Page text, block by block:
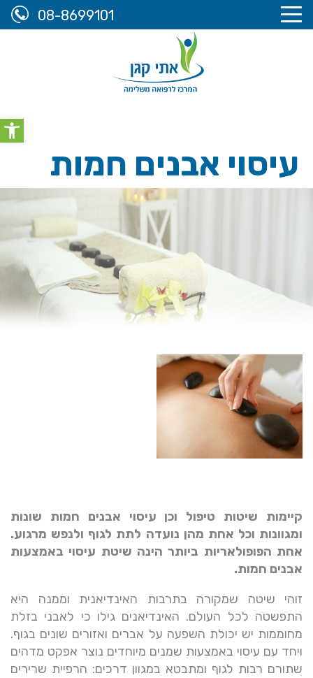
עיסוי אבנים חמות
קיימות שיטות טיפול וכן עיסוי אבנים חמות שונות
ומגוונות וכל אחת מהן נועדה לתת לגוף ולנפש מרגוע.
אחת הפופולאריות ביותר הינה שיטת עיסוי באמצעות
אבנים חמות.
זוהי שיטה שמקורה בתרבות האינדיאנית וממנה היא
התפשטה לכל העולם. האינדיאנים גילו כי לאבני בזלת
מחוממות יש יכולת השפעה על אברים ואזורים שונים בגוף.
ויחד עם עיסוי באמצעות שמנים מיוחדים נוצר אפקט מדהים
שתורם רבות לגוף ומתבטא במגוון דרכים: הרפיית שרירים
08-8699101